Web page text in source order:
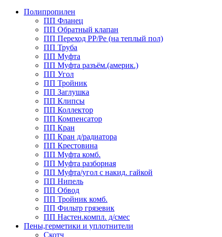
Полипропилен
ПП Фланец
ПП Обратный клапан
ПП Переход PP/Pe (на теплый пол)
ПП Труба
ПП Муфта
ПП Муфта разъём.(америк.)
ПП Угол
ПП Тройник
ПП Заглушка
ПП Клипсы
ПП Коллектор
ПП Компенсатор
ПП Кран
ПП Кран д/радиатора
ПП Крестовина
ПП Муфта комб.
ПП Муфта разборная
ПП Муфта/угол с накид. гайкой
ПП Нипель
ПП Обвод
ПП Тройник комб.
ПП Фильтр грязевик
ПП Настен.компл. д/смес
Пены,герметики и уплотнители
Скотч